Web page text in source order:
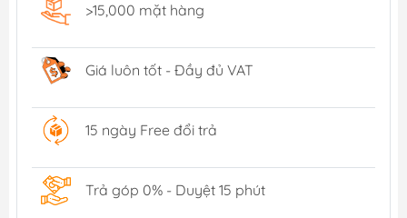
>15,000 mặt hàng
Giá luôn tốt - Đầy đủ VAT
15 ngày Free đổi trả
Trả góp 0% - Duyệt 15 phút